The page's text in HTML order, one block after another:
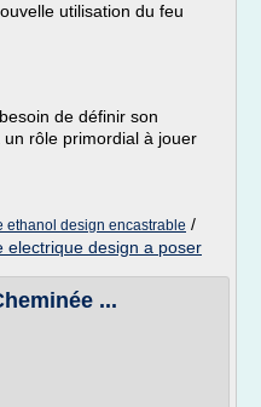
utilisation du feu
de définir son
rôle primordial à jouer
ethanol design encastrable /
electrique design a poser
...